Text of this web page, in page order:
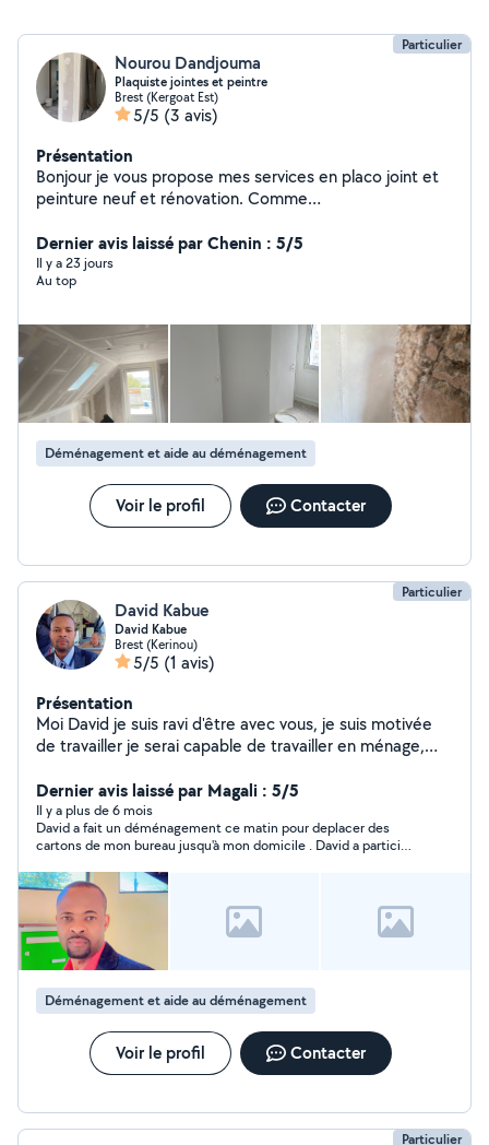
Particulier
Nourou Dandjouma
Plaquiste jointes et peintre
Brest (Kergoat Est)
5/5 (3 avis)
Présentation
Bonjour je vous propose mes services en placo joint et
peinture neuf et rénovation. Comme
aménages,garage,bâti support wc suspendu et joints sur
plaques de plâtre.peinture intérieur pour toutes vos
bricolages n'hésitez pas à me contacter merci
Dernier avis laissé par Chenin : 5/5
Il y a 23 jours
Au top
Déménagement et aide au déménagement
Voir le profil Contacter
Particulier
David Kabue
David Kabue
Brest (Kerinou)
5/5 (1 avis)
Présentation
Moi David je suis ravi d'être avec vous, je suis motivée
de travailler je serai capable de travailler en ménage,
d'autres bricolage
Dernier avis laissé par Magali : 5/5
Il y a plus de 6 mois
David a fait un déménagement ce matin pour deplacer des
cartons de mon bureau jusqu'à mon domicile . David a participé
garage et un sous sol. Merci pour le travail qui a été bien
effectué
Déménagement et aide au déménagement
Voir le profil Contacter
Particulier